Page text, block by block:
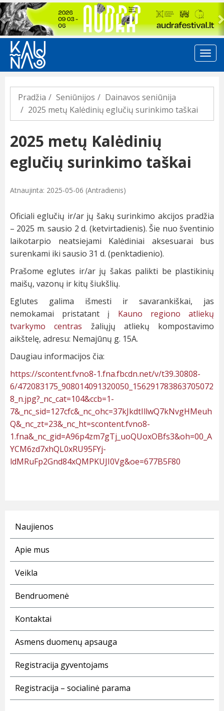
Previous
Pradžia Seniūnijos
Dainavos seniūnija
2025 metų Kalėdinių eglučių surinkimo taškai
2025 metų Kalėdinių
eglučių surinkimo taškai
Atnaujinta: 2025-05-06 (Antradienis)
Oficiali eglučių ir/ar jų šakų surinkimo akcijos pradžia
– 2025 m. sausio 2 d. (ketvirtadienis). Šie nuo šventinio
laikotarpio neatsiejami Kalėdiniai aksesuarai bus
surenkami iki sausio 31 d. (penktadienio).
Prašome eglutes ir/ar jų šakas palikti be plastikinių
maišų, vazonų ir kitų šiukšlių.
Eglutes galima išmesti ir savarankiškai, jas
nemokamai pristatant į Kauno regiono atliekų
tvarkymo centras žaliųjų atliekų kompostavimo
aikštelę, adresu: Nemajūnų g. 15A.
Daugiau informacijos čia:
https://scontent.fvno8-1.fna.fbcdn.net/v/t39.30808-
6/472083175_908014091320050_156291783863705072
8_n.jpg?_nc_cat=104&ccb=1-
7&_nc_sid=127cfc&_nc_ohc=37kJkdtIllwQ7kNvgHMeuh
Q&_nc_zt=23&_nc_ht=scontent.fvno8-
1.fna&_nc_gid=A96p4zm7gTj_uoQUoxOBfs3&oh=00_A
YCM6zd7xhQL0xRU95FYj-
ldMRuFp2Gnd84xQMPKUJI0Vg&oe=677B5F80
Naujienos
Apie mus
Veikla
Bendruomenė
Kontaktai
Asmens duomenų apsauga
Registracija gyventojams
Registracija – socialinė parama